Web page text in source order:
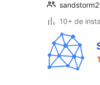
10+ de